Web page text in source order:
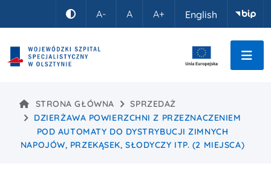
Kontrast
A- A A+ English
STRONA GŁÓWNA
SPRZEDAŻ
DZIERŻAWA POWIERZCHNI Z PRZEZNACZENIEM
POD AUTOMATY DO DYSTRYBUCJI ZIMNYCH
NAPOJÓW, PRZEKĄSEK, SŁODYCZY ITP. (2 MIEJSCA)